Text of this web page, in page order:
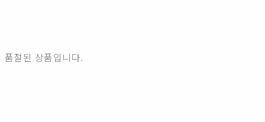
품절된 상품입니다.